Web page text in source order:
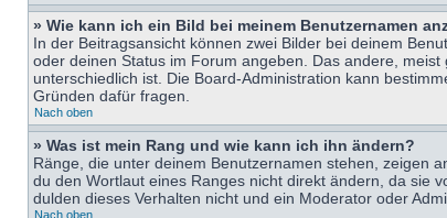
» Wie kann ich ein Bild bei meinem Benutzernamen
In der Beitragsansicht können zwei Bilder bei deinem
oder deinen Status im Forum angeben. Das andere,
unterschiedlich ist. Die Board-Administration kann
Gründen dafür fragen.
Nach oben
» Was ist mein Rang und wie kann ich ihn ändern?
Ränge, die unter deinem Benutzernamen stehen, zeigen
du den Wortlaut eines Ranges nicht direkt ändern, da sie
dulden dieses Verhalten nicht und ein Moderator oder
Nach oben